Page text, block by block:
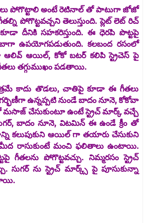
పోగొట్టాలి అంటే రెటినాల్ తో పాటుగా జోజో
పోగొట్టవచ్చని తెలుస్తుంది. ప్లెట్ లెట్ రిచ్
దీనికి సహకరిస్తుంది. ఈ ధెరపి పొట్టపై
ఉపయోగపడుతుంది. కలబంద రసంలో
ఆయిల్, కోకో బటర్ కలిపి స్ట్రెచెస్ పై
తగ్గుముఖం పడతాయి.
కాదు తొడలు, చాతిపై కూడా ఈ గీతలు
ఉన్నప్పటి నుండే బాదం నూనె, కోకోవా
చేసుకుంటూ ఉంటే స్ట్రెచ్ మార్క్ వచ్చే
బాదం నూనె, విటమిన్ ఈ ఉండే క్రీం తో
కలుపుకుని ఆయిల్ గా తయారు చేసుకుని
మీద రాసుకుంటే మంచి ఫలితాలు ఉంటాయి.
గీతలను పోగొట్టవచ్చు. నిమ్మరసం స్ట్రెచ్
సుగర్ ను స్ట్రెచ్ మార్క్స్ పై పూసుకున్నా